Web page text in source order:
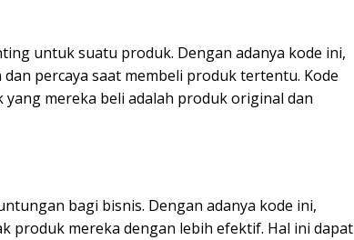
untuk suatu produk. Dengan adanya kode ini,
percaya saat membeli produk tertentu. Kode
mereka beli adalah produk original dan
bagi bisnis. Dengan adanya kode ini,
produk mereka dengan lebih efektif. Hal ini dapat